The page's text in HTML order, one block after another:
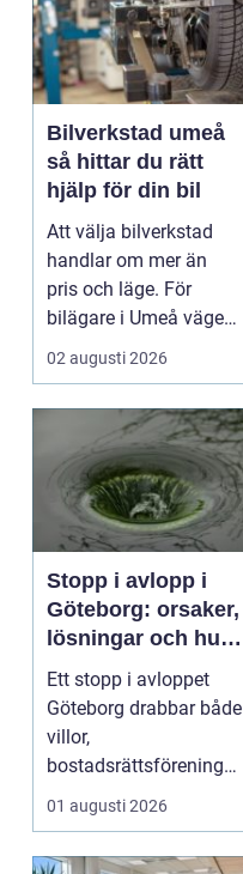
Bilverkstad umeå
så hittar du rätt
hjälp för din bil
Att välja bilverkstad
handlar om mer än
pris och läge. För
bilägare i Umeå väger
trygghet, tillgängl...
02 augusti 2026
Stopp i avlopp i
Göteborg: orsaker,
lösningar och hur
problem kan
undvikas
Ett stopp i avloppet
Göteborg drabbar både
villor,
bostadsrättsföreningar
och h...
01 augusti 2026